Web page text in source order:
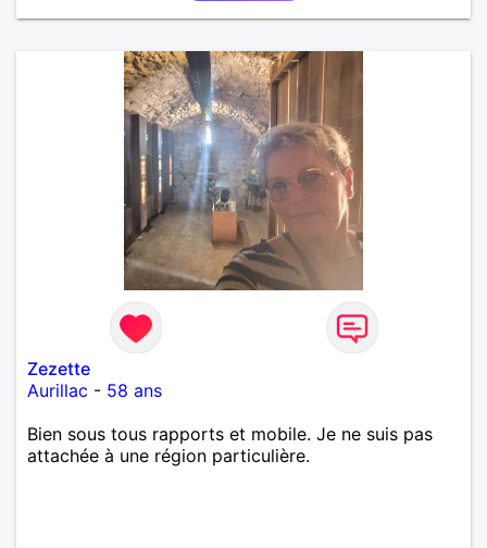
Zezette
Aurillac - 58 ans
Bien sous tous rapports et mobile. Je ne suis pas
attachée à une région particulière.